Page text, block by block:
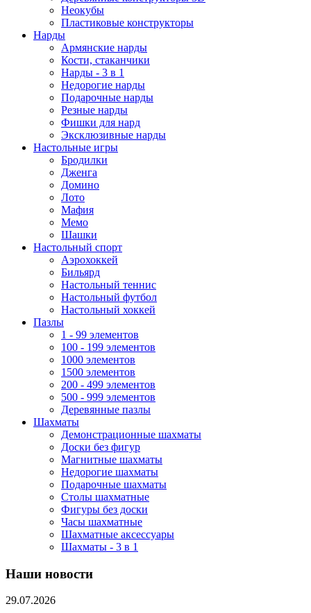
Неокубы
Пластиковые конструкторы
Нарды
Армянские нарды
Кости, стаканчики
Нарды - 3 в 1
Недорогие нарды
Подарочные нарды
Резные нарды
Фишки для нард
Эксклюзивные нарды
Настольные игры
Бродилки
Дженга
Домино
Лото
Мафия
Мемо
Шашки
Настольный спорт
Аэрохоккей
Бильярд
Настольный теннис
Настольный футбол
Настольный хоккей
Пазлы
1 - 99 элементов
100 - 199 элементов
1000 элементов
1500 элементов
200 - 499 элементов
500 - 999 элементов
Деревянные пазлы
Шахматы
Демонстрационные шахматы
Доски без фигур
Магнитные шахматы
Недорогие шахматы
Подарочные шахматы
Столы шахматные
Фигуры без доски
Часы шахматные
Шахматные аксессуары
Шахматы - 3 в 1
Наши новости
29.07.2026